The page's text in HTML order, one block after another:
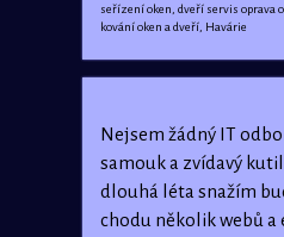
seřízení oken, dveří servis oprava
kování oken a dveří, Havárie
Nejsem žádný IT
samouk a zvídavý
dlouhá léta snažím
chodu několik webů a